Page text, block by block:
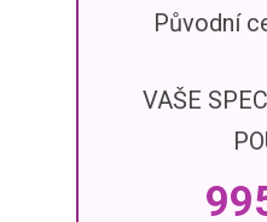
Původní
VAŠE